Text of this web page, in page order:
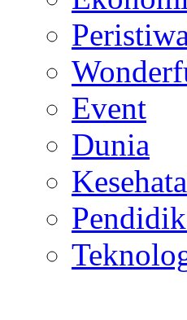
Event
Dunia